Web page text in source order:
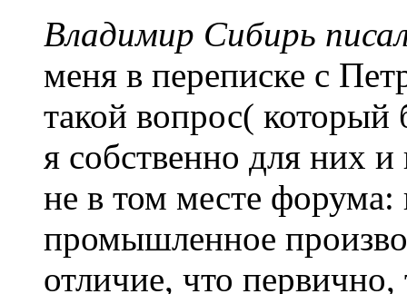
Владимир Сибирь
меня в переписке с
такой вопрос( который
я собственно для них
не в том месте
промышленное
отличие, что первично,